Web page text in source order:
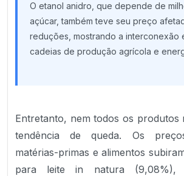
O etanol anidro, que depende de
açúcar, também teve seu preço
reduções, mostrando a interconexão
cadeias de produção agrícola e
Entretanto, nem todos os produtos
tendência de queda. Os
matérias-primas e alimentos
para leite in natura (9,08%),